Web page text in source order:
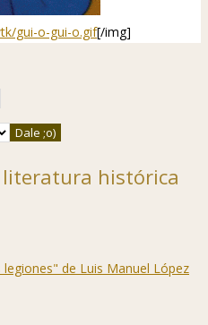
gui-o-gui-o.gif[/img]
literatura histórica